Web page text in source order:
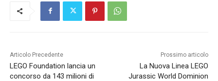
Articolo Precedente
LEGO Foundation lancia un
concorso da 143 milioni di
Prossimo articolo
La Nuova Linea LEGO
Jurassic World Dominion